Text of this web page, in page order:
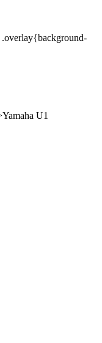
.overlay{background-
Yamaha U1